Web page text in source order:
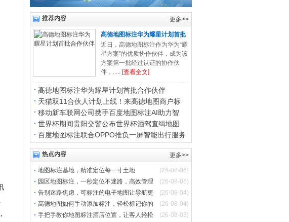
推荐内容 更多>>
高德地图标注华为耀星计划首批
合
近日，高德地图标注作为华为“耀
星方案”的优质协作伙伴，成为该
方案第一批经过认证的协作伙
伴，..... [查看全文]
高德地图标注华为耀星计划首批合作伙伴
天猫双11合伙人计划上线！来高德地图商户标
移动新车联网公司携手百度地图标注AI助力智
世界杯期间贵阳交警公布世界杯酒驾查缉地图
百度地图标注联合OPPO推负一屏智能出行服务
热点内容 更多>>
(26-08-06)
地图标注基地，精准定位每一寸土地
(26-08-05)
园区地图标注，一秒定位不迷路，高效管理
(26-08-04)
告别迷路焦虑，可标注的电子地图让导航更
(26-08-04)
高德地图如何手动添加标注，轻松标记你的
(26-08-03)
手把手教你地图标注酒店位置，让客人轻松